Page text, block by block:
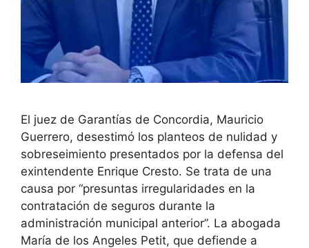
El juez de Garantías de Concordia, Mauricio
Guerrero, desestimó los planteos de nulidad y
sobreseimiento presentados por la defensa del
exintendente Enrique Cresto. Se trata de una
causa por “presuntas irregularidades en la
contratación de seguros durante la
administración municipal anterior”. La abogada
María de los Angeles Petit, que defiende a